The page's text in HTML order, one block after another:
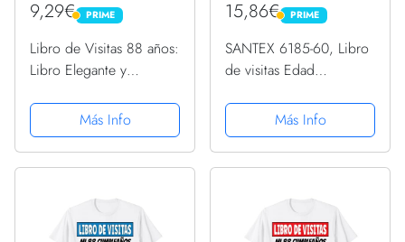
9,29€ PRIME
PRIME
Libro de Visitas 88 años:
Libro Elegante y
Un Evento Especial |
Regalos y Decoraciones
de Cumpleaños Para
Más Info
15,86€ PRIME
PRIME
SANTEX 6185-60, Libro
de visitas Edad
Más Info